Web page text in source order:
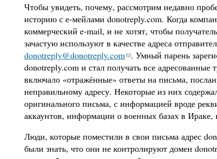
Чтобы увидеть, почему, рассмотрим недавно
историю с е-мейлами donotreply.com. Когда
коммерческий e-mail, и не хотят, чтобы
зачастую используют в качестве адреса
donotreply@donotreply.com . Умный парень
donotreply.com и стал получать все адресованные
включало «отражённые» ответы на письма,
неправильному адресу. Некоторые из них
оригинального письма, с информацией вроде
аккаунтов, информации о военных базах в
Люди, которые поместили в свои письма адрес
были знать, что они не контролируют домен